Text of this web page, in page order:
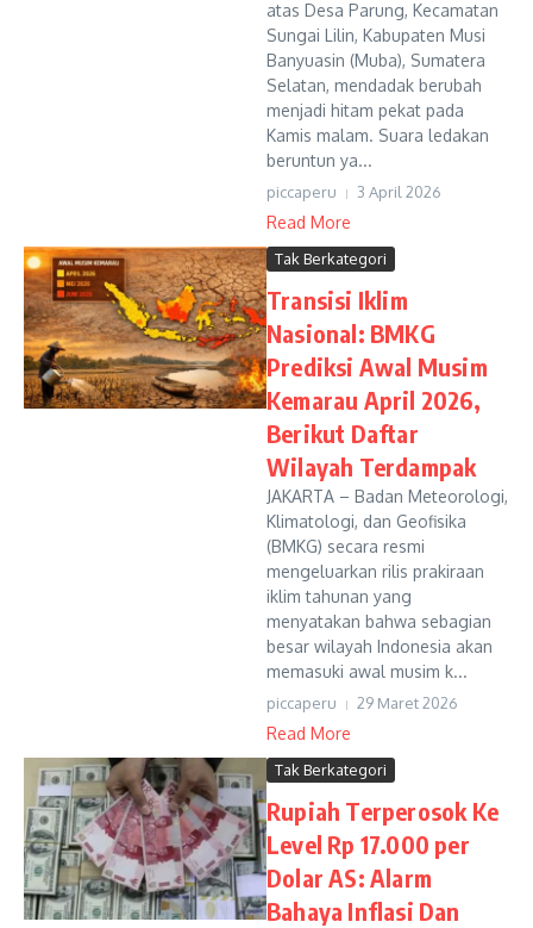
atas Desa Parung, Kecamatan
Sungai Lilin, Kabupaten Musi
Banyuasin (Muba), Sumatera
Selatan, mendadak berubah
menjadi hitam pekat pada
Kamis malam. Suara ledakan
beruntun ya...
piccaperu 3 April 2026
Read More
Tak Berkategori
Transisi Iklim
Nasional: BMKG
Prediksi Awal Musim
Kemarau April 2026,
Berikut Daftar
Wilayah Terdampak
JAKARTA – Badan Meteorologi,
Klimatologi, dan Geofisika
(BMKG) secara resmi
mengeluarkan rilis prakiraan
iklim tahunan yang
menyatakan bahwa sebagian
besar wilayah Indonesia akan
memasuki awal musim k...
piccaperu 29 Maret 2026
Read More
Tak Berkategori
Rupiah Terperosok Ke
Level Rp 17.000 per
Dolar AS: Alarm
Bahaya Inflasi Dan